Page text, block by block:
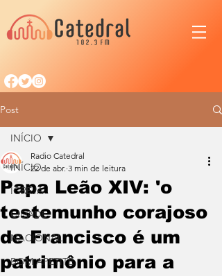
Post
INÍCIO
IGREJA
CIDADE
NACIONAL
BOM APETITE
INÍCIO
Papa Leão XIV: 'o
testemunho corajoso
de Francisco é um
patrimônio para a
Radio Catedral
22 de abr. 3 min de leitura